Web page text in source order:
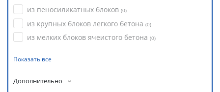
из пеносиликатных блоков (0)
из крупных блоков легкого бетона (0)
из мелких блоков ячеистого бетона (0)
Показать все
Дополнительно